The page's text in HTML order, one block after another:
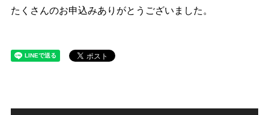
たくさんのお申込みありがとうございました。